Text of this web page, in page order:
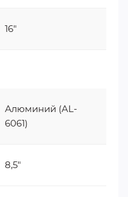
16"
Алюминий (AL-
6061)
8,5"